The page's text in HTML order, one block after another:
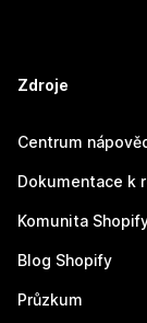
Zdroje
Centrum
Dokumentace k
Komunita
Blog Shopify
Průzkum